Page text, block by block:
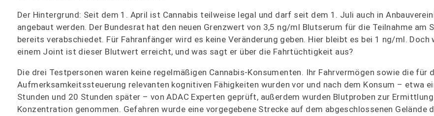
Der Hintergrund: Seit dem 1. April ist Cannabis teilweise legal und darf seit dem 1. Juli auch in
angebaut werden. Der Bundesrat hat den neuen Grenzwert von 3,5 ng/ml Blutserum für die Teilnahme am
bereits verabschiedet. Für Fahranfänger wird es keine Veränderung geben. Hier bleibt es bei 1 ng/ml. Doch
einem Joint ist dieser Blutwert erreicht, und was sagt er über die Fahrtüchtigkeit aus?
Die drei Testpersonen waren keine regelmäßigen Cannabis-Konsumenten. Ihr Fahrvermögen sowie die für
Aufmerksamkeitssteuerung relevanten kognitiven Fähigkeiten wurden vor und nach dem Konsum – etwa
Stunden und 20 Stunden später – von ADAC Experten geprüft, außerdem wurden Blutproben zur
Konzentration genommen. Gefahren wurde eine vorgegebene Strecke auf dem abgeschlossenen Gelände